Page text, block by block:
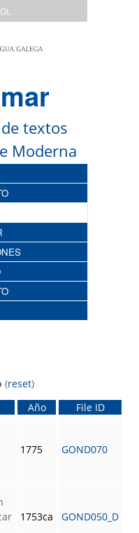
textos
Moderna
(reset)
Año
File ID
1775 GOND070
1753ca GOND050_D